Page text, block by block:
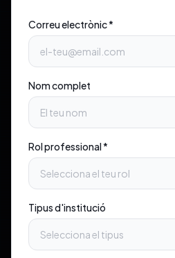
Correu electrònic *
Nom complet
Rol professional *
Tipus d'institució